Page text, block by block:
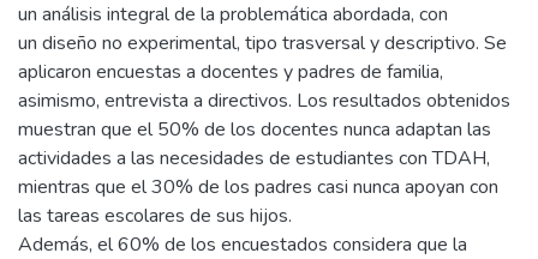
un análisis integral de la problemática abordada, con
un diseño no experimental, tipo trasversal y descriptivo. Se
aplicaron encuestas a docentes y padres de familia,
asimismo, entrevista a directivos. Los resultados obtenidos
muestran que el 50% de los docentes nunca adaptan las
actividades a las necesidades de estudiantes con TDAH,
mientras que el 30% de los padres casi nunca apoyan con
las tareas escolares de sus hijos.
Además, el 60% de los encuestados considera que la